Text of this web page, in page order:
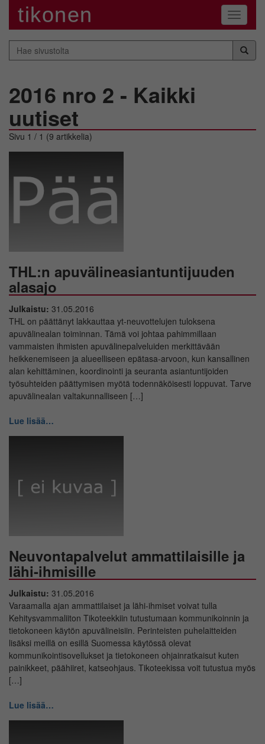
tikonen
Hae
sivustolta
2016 nro 2 - Kaikki
uutiset
Sivu 1 / 1 (9 artikkelia)
THL:n apuvälineasiantuntijuuden
alasajo
Julkaistu: 31.05.2016
THL on päättänyt lakkauttaa yt-neuvottelujen tuloksena
apuvälinealan toiminnan. Tämä voi johtaa pahimmillaan
vammaisten ihmisten apuvälinepalveluiden merkittävään
heikkenemiseen ja alueelliseen epätasa-arvoon, kun kansallinen
alan kehittäminen, koordinointi ja seuranta asiantuntijoiden
työsuhteiden päättymisen myötä todennäköisesti loppuvat. Tarve
apuvälinealan valtakunnalliseen […]
Lue lisää…
Neuvontapalvelut ammattilaisille ja
lähi-ihmisille
Julkaistu: 31.05.2016
Varaamalla ajan ammattilaiset ja lähi-ihmiset voivat tulla
Kehitysvammaliiton Tikoteekkiin tutustumaan kommunikoinnin ja
tietokoneen käytön apuvälineisiin. Perinteisten puhelaitteiden
lisäksi meillä on esillä Suomessa käytössä olevat
kommunikointisovellukset ja tietokoneen ohjainratkaisut kuten
painikkeet, päähiiret, katseohjaus. Tikoteekissa voit tutustua myös
[…]
Lue lisää…